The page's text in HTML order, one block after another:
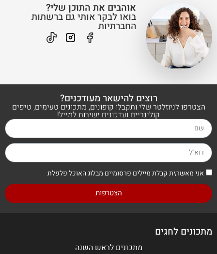
אוהבים את התוכן שלי?
בואו לבקר אותי גם ברשתות
החברתיות
רוצים להישאר מעודכנים?
הצטרפו לניוזלטר שלי ותקבלו קופונים, מתכונים טעימים, טיפים
קולינריים ועדכונים ישירות למייל!
אני מאשר\ת קבלת מיילים פרסומיים מבלוג האוכל פלפלת
הצטרפות
מתכונים לחגים
מתכונים לראש השנה